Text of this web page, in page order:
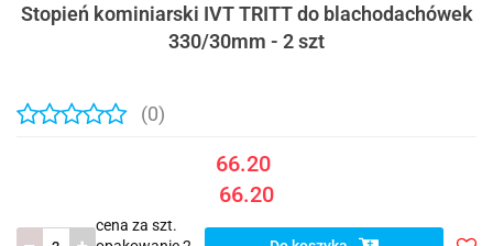
Stopień kominiarski IVT TRITT do blachodachówek
330/30mm - 2 szt
(0)
66.20
66.20
cena za szt.